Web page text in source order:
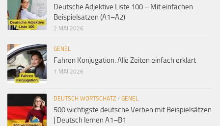
Deutsche Adjektive Liste 100 – Mit einfachen
Beispielsätzen (A1–A2)
2 MAI 2026
GENEL
Fahren Konjugation: Alle Zeiten einfach erklärt
1 MAI 2026
DEUTSCH WORTSCHATZ / GENEL
500 wichtigste deutsche Verben mit Beispielsätzen
| Deutsch lernen A1–B1